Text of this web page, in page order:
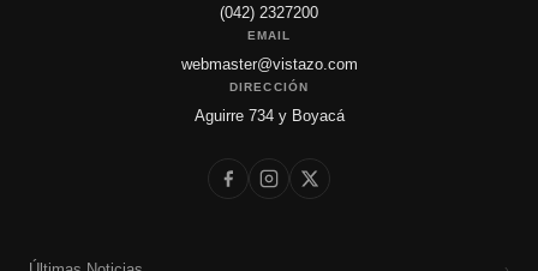
(042) 2327200
EMAIL
webmaster@vistazo.com
DIRECCIÓN
Aguirre 734 y Boyacá